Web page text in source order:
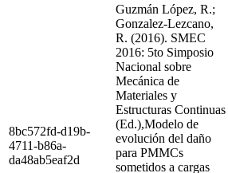
8bc572fd-d19b-
4711-b86a-
da48ab5eaf2d
Guzmán López, R.;
Gonzalez-Lezcano,
R. (2016). SMEC
2016: 5to Simposio
Nacional sobre
Mecánica de
Materiales y
Estructuras Continuas
(Ed.),Modelo de
evolución del daño
para PMMCs
sometidos a cargas